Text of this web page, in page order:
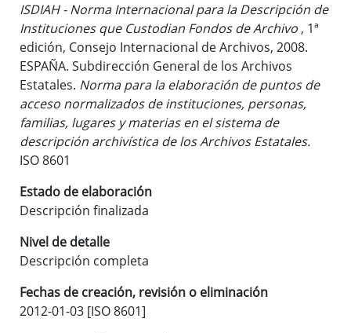
ISDIAH - Norma Internacional para la Descripción de
Instituciones que Custodian Fondos de Archivo , 1ª
edición, Consejo Internacional de Archivos, 2008.
ESPAÑA. Subdirección General de los Archivos
Estatales. Norma para la elaboración de puntos de
acceso normalizados de instituciones, personas,
familias, lugares y materias en el sistema de
descripción archivística de los Archivos Estatales.
ISO 8601
Estado de elaboración
Descripción finalizada
Nivel de detalle
Descripción completa
Fechas de creación, revisión o eliminación
2012-01-03 [ISO 8601]